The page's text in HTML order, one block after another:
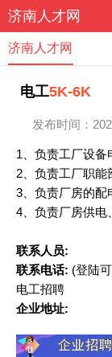
济南人才网
济南人才网
电工5K-6K
发布时间：
1、负责工厂设备
2、负责工厂职能
3、负责厂房的配
4、负责厂房供电
联系人员:
联系电话: (登陆
电工招聘
企业地址: